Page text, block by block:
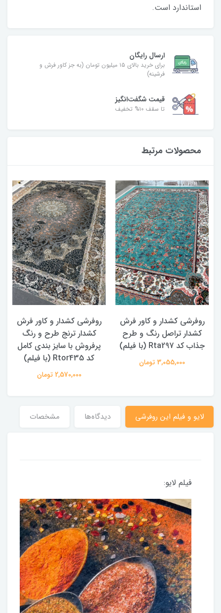
استاندارد است.
ارسال رایگان
برای خرید بالای ۱۵ میلیون تومان (به جز کاور فرش و
فرشینه)
قیمت شگفت‌انگیز
تا سقف ۱۰% تخفیف
محصولات مرتبط
روفرشی کشدار و کاور فرش
کشدار تراصل رنگ و طرح
جذاب کد Rta297 (با فیلم)
3,055,000 تومان
روفرشی کشدار و کاور فرش
کشدار ترنج طرح و رنگ
پرفروش با سایز بندی کامل
کد Rtor435 (با فیلم)
2,570,000 تومان
لایو و فیلم این روفرشی دیدگاه‌ها مشخصات
فیلم لایو: